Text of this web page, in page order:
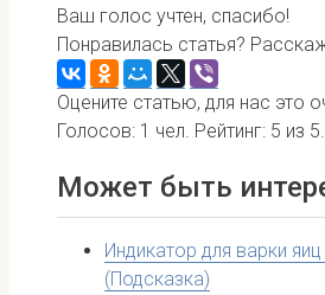
Ваш голос учтен, спасибо!
Понравилась статья?
Оцените статью, для нас это
Голосов: 1 чел. Рейтинг: 5 из 5.
Может быть
Индикатор для варки
(Подсказка)